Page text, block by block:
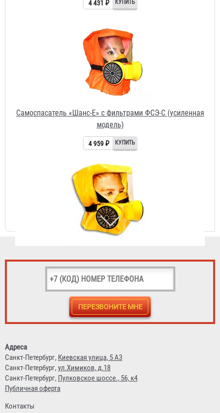
Самоспасатель «Шанс-Е» с фильтрами ФСЭ-С (усиленная
модель)
4 959 ₽
Самоспасатель "Шанс-Е" с полумаской
3 933 ₽
Самоспасатель "Шанс-Е" с четвертьмаской
4 431 ₽
Адреса
Санкт-Петербург, Киевская улица, 5 А3
Санкт-Петербург,ул.Химиков, д.18
Санкт-Петербург, Пулковское шоссе., 56, к4
Публичная оферта
Контакты